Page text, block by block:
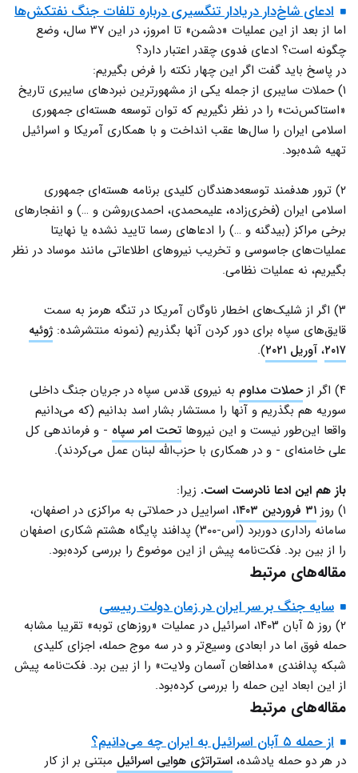
ادعای شاخ‌دار دریادار تنگسیری درباره تلفات جنگ نفتکش‌ها
اما از بعد از این عملیات «دشمن» تا امروز، در این ۳۷ سال، وضع
چگونه است؟ ادعای فدوی چقدر اعتبار دارد؟
در پاسخ باید گفت اگر این چهار نکته را فرض بگیریم:
۱) حملات سایبری از جمله یکی از مشهور‌ترین نبردهای سایبری تاریخ
«استاکس‌نت» را در نظر نگیریم که توان توسعه هسته‌ای جمهوری
اسلامی ایران را سال‌ها عقب انداخت و با همکاری آمریکا و اسرائیل
تهیه شده‌بود.
۲) ترور هدفمند توسعه‌دهندگان کلیدی برنامه هسته‌ای جمهوری
اسلامی ایران (فخری‌زاده، علیمحمدی، احمدی‌روشن و …) و انفجارهای
برخی مراکز (بیدگنه و …) را ادعاهای رسما تایید نشده یا نهایتا
عملیات‌های جاسوسی و تخریب نیروهای اطلاعاتی مانند موساد در نظر
بگیریم، نه عملیات نظامی.
۳) اگر از شلیک‌های اخطار ناوگان آمریکا در تنگه هرمز به سمت
قایق‌های سپاه برای دور کردن آنها بگذریم (نمونه منتشرشده: ژوئیه
۲۰۱۷، آوریل ۲۰۲۱ ).
۴) اگر از حملات مداوم به نیروی قدس سپاه در جریان جنگ داخلی
سوریه هم بگذریم و آنها را مستشار بشار اسد بدانیم (که می‌دانیم
واقعا این‌طور نیست و این نیروها تحت امر سپاه - و فرماندهی کل
علی خامنه‌ای - و در همکاری با حزب‌الله لبنان عمل می‌کردند).
باز هم این ادعا نادرست است. زیرا:
۱) روز
۳۱ فروردین ۱۴۰۳
، اسراییل در حملاتی به مراکزی در اصفهان،
سامانه راداری دوربرد (اس-۳۰۰) پدافند پایگاه هشتم شکاری اصفهان
را از بین برد. فکت‌نامه پیش از این موضوع را بررسی کرده‌بود.
مقاله‌های مرتبط
سایه جنگ بر سر ایران در زمان دولت رییسی
۲) روز ۵ آبان ۱۴۰۳، اسرائیل در عملیات «روزهای توبه» تقریبا مشابه
حمله فوق اما در ابعادی وسیع‌تر و در سه موج حمله، اجزای کلیدی
شبکه پدافندی «مدافعان آسمان ولایت» را از بین برد. فکت‌نامه پیش
از این ابعاد این حمله را بررسی کرده‌بود.
مقاله‌های مرتبط
از حمله ۵ آبان اسرائیل به ایران چه می‌دانیم؟
در هر دو حمله یادشده، استراتژی هوایی اسرائیل مبتنی بر از کار